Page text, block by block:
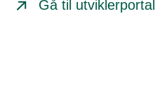
Gå til utviklerportal